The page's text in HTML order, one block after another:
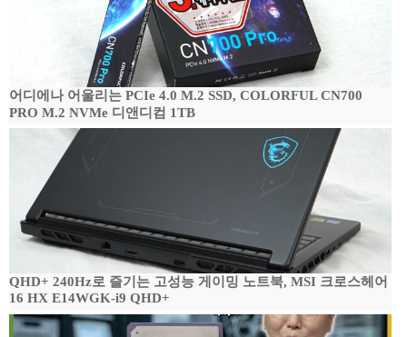
어디에나 어울리는 PCIe 4.0 M.2 SSD, COLORFUL CN700
PRO M.2 NVMe 디앤디컴 1TB
QHD+ 240Hz로 즐기는 고성능 게이밍 노트북, MSI 크로스헤어
16 HX E14WGK-i9 QHD+